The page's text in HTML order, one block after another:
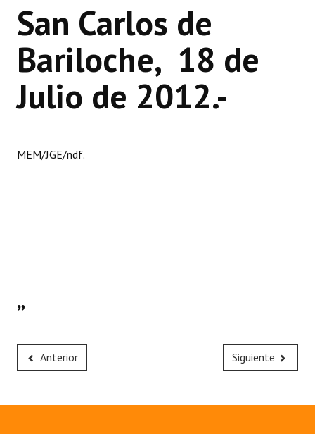
Bariloche, Municipio intercultural
Entrega de distinciones
REFORMA DE LA CARTA ORGÁNICA
San Carlos de
Bariloche, 18 de
Julio de 2012.-
MEM/JGE/ndf.
”
Anterior Siguiente